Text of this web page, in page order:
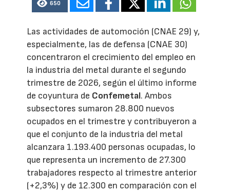
650
Las actividades de automoción (CNAE 29) y,
especialmente, las de defensa (CNAE 30)
concentraron el crecimiento del empleo en
la industria del metal durante el segundo
trimestre de 2026, según el último informe
de coyuntura de Confemetal. Ambos
subsectores sumaron 28.800 nuevos
ocupados en el trimestre y contribuyeron a
que el conjunto de la industria del metal
alcanzara 1.193.400 personas ocupadas, lo
que representa un incremento de 27.300
trabajadores respecto al trimestre anterior
(+2,3%) y de 12.300 en comparación con el